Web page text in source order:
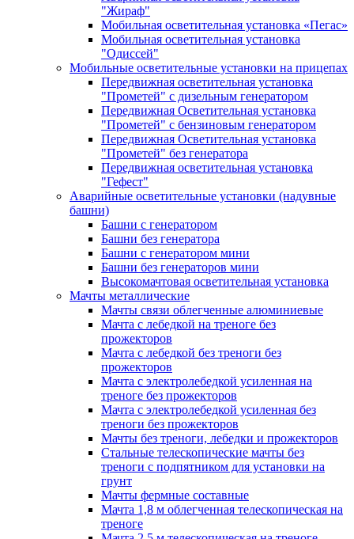
"Жираф"
Мобильная осветительная установка «Пегас»
Мобильная осветительная установка
"Одиссей"
Мобильные осветительные установки на прицепах
Передвижная осветительная установка
"Прометей" с дизельным генератором
Передвижная Осветительная установка
"Прометей" с бензиновым генератором
Передвижная Осветительная установка
"Прометей" без генератора
Передвижная осветительная установка
"Гефест"
Аварийные осветительные установки (надувные
башни)
Башни с генератором
Башни без генератора
Башни с генератором мини
Башни без генераторов мини
Высокомачтовая осветительная установка
Мачты металлические
Мачты связи облегченные алюминиевые
Мачта с лебедкой на треноге без
прожекторов
Мачта с лебедкой без треноги без
прожекторов
Мачта с электролебедкой усиленная на
треноге без прожекторов
Мачта с электролебедкой усиленная без
треноги без прожекторов
Мачты без треноги, лебедки и прожекторов
Стальные телескопические мачты без
треноги с подпятником для установки на
грунт
Мачты фермные составные
Мачта 1,8 м облегченная телескопическая на
треноге